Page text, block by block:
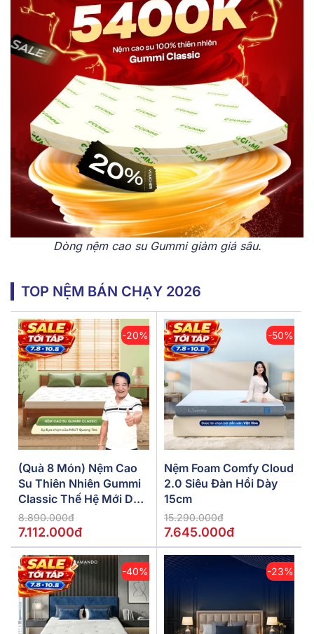
Dòng nệm cao su Gummi giảm giá sâu.
TOP NỆM BÁN CHẠY 2026
-20%
(Quà 8 Món) Nệm Cao
Su Thiên Nhiên Gummi
Classic Thế Hệ Mới Dày
5/10/15cm
8.890.000đ
7.112.000đ
-50%
Nệm Foam Comfy Cloud
2.0 Siêu Đàn Hồi Dày
15cm
15.290.000đ
7.645.000đ
-40% -23%